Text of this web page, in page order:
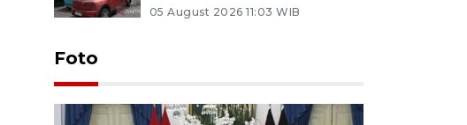
05 August 2026 11:03 WIB
Foto